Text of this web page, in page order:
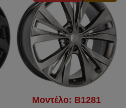
Μοντέλο: B1281